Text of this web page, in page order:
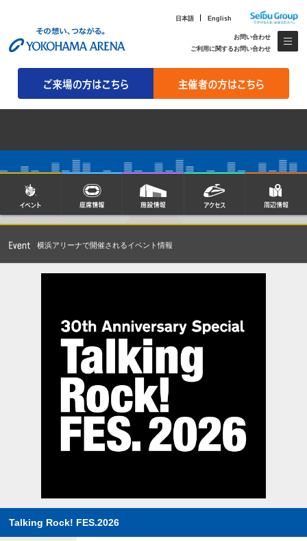
お問い合わせ
ご利用に関するお問い合わせ
日本語 English
横浜アリーナで開催されるイベント情報
Talking Rock! FES.2026